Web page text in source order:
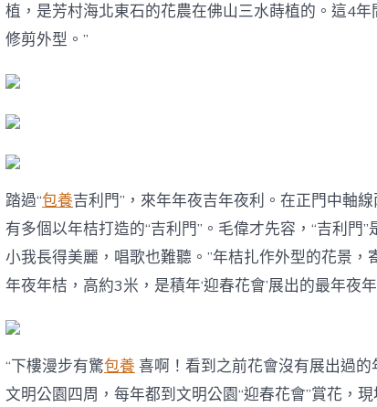
植，是芳村海北東石的花農在佛山三水蒔植的。這4
修剪外型。”
踏過“包養吉利門”，來年年夜吉年夜利。在正門中軸線
有多個以年桔打造的“吉利門”。毛偉才先容，“吉利門
小我長得美麗，唱歌也難聽。”年桔扎作外型的花景，
年夜年桔，高約3米，是積年‘迎春花會’展出的最年夜
“下樓漫步有驚包養 喜啊！看到之前花會沒有展出過
文明公園四周，每年都到文明公園“迎春花會”賞花，